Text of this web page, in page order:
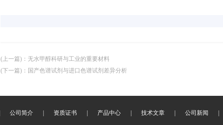
(上一篇) ： 无水甲醇科研与工业的重要材料
(下一篇) ： 国产色谱试剂与进口色谱试剂差异分析
公司简介 资质证书 产品中心 技术文章 公司新闻